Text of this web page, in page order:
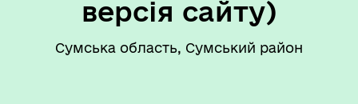
версія сайту)
Сумська область, Сумський район